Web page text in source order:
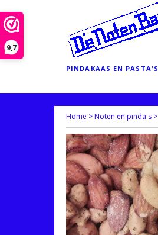
9,7
PINDAKAAS EN PASTA'S
Home >Noten en pinda's >